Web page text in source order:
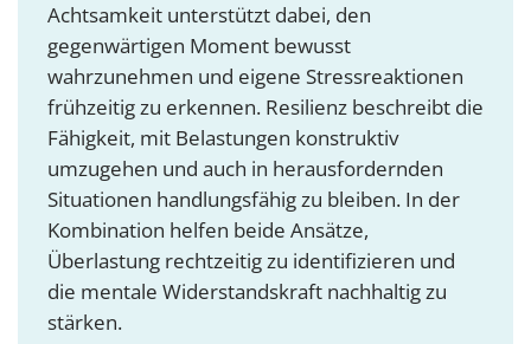
Achtsamkeit unterstützt dabei, den
gegenwärtigen Moment bewusst
wahrzunehmen und eigene Stressreaktionen
frühzeitig zu erkennen. Resilienz beschreibt die
Fähigkeit, mit Belastungen konstruktiv
umzugehen und auch in herausfordernden
Situationen handlungsfähig zu bleiben. In der
Kombination helfen beide Ansätze,
Überlastung rechtzeitig zu identifizieren und
die mentale Widerstandskraft nachhaltig zu
stärken.